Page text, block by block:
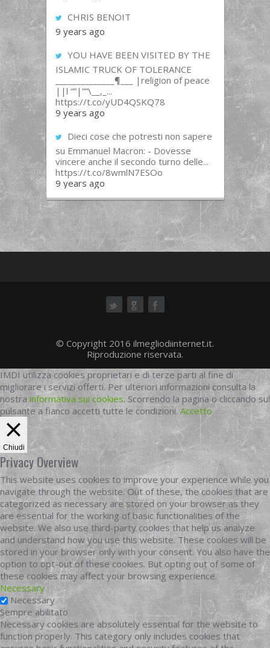
CHRIS BENOIT
9 years ago
YOU HAVE BEEN VISITED BY THE
ISLAMIC TRUCK OF TOLERANCE
______________¶___ |religion of peace
||l “”|””\__,_...
https://t.co/yUD4QSKQ78
9 years ago
Dieci cose che potresti non sapere
su Emmanuel Macron: - Dovesse
vincere anche il secondo turno delle...
https://t.co/8wmlN7ESOo
9 years ago
© Copyright 2016 ilmegliodiinternet.it.
Riproduzione riservata.
IMDI utilizza cookies proprietari e di terze parti al fine di
migliorare i servizi offerti. Per ulteriori informazioni consulta la
nostrainformativa sui cookies. Scorrendo la pagina o cliccando sul
pulsante a fianco accetti tutte le condizioni. Accetto
Chiudi
Privacy Overview
This website uses cookies to improve your experience while you
navigate through the website. Out of these, the cookies that are
categorized as necessary are stored on your browser as they
are essential for the working of basic functionalities of the
website. We also use third-party cookies that help us analyze
and understand how you use this website. These cookies will be
stored in your browser only with your consent. You also have the
option to opt-out of these cookies. But opting out of some of
these cookies may affect your browsing experience.
Necessary
Necessary
Sempre abilitato
Necessary cookies are absolutely essential for the website to
function properly. This category only includes cookies that